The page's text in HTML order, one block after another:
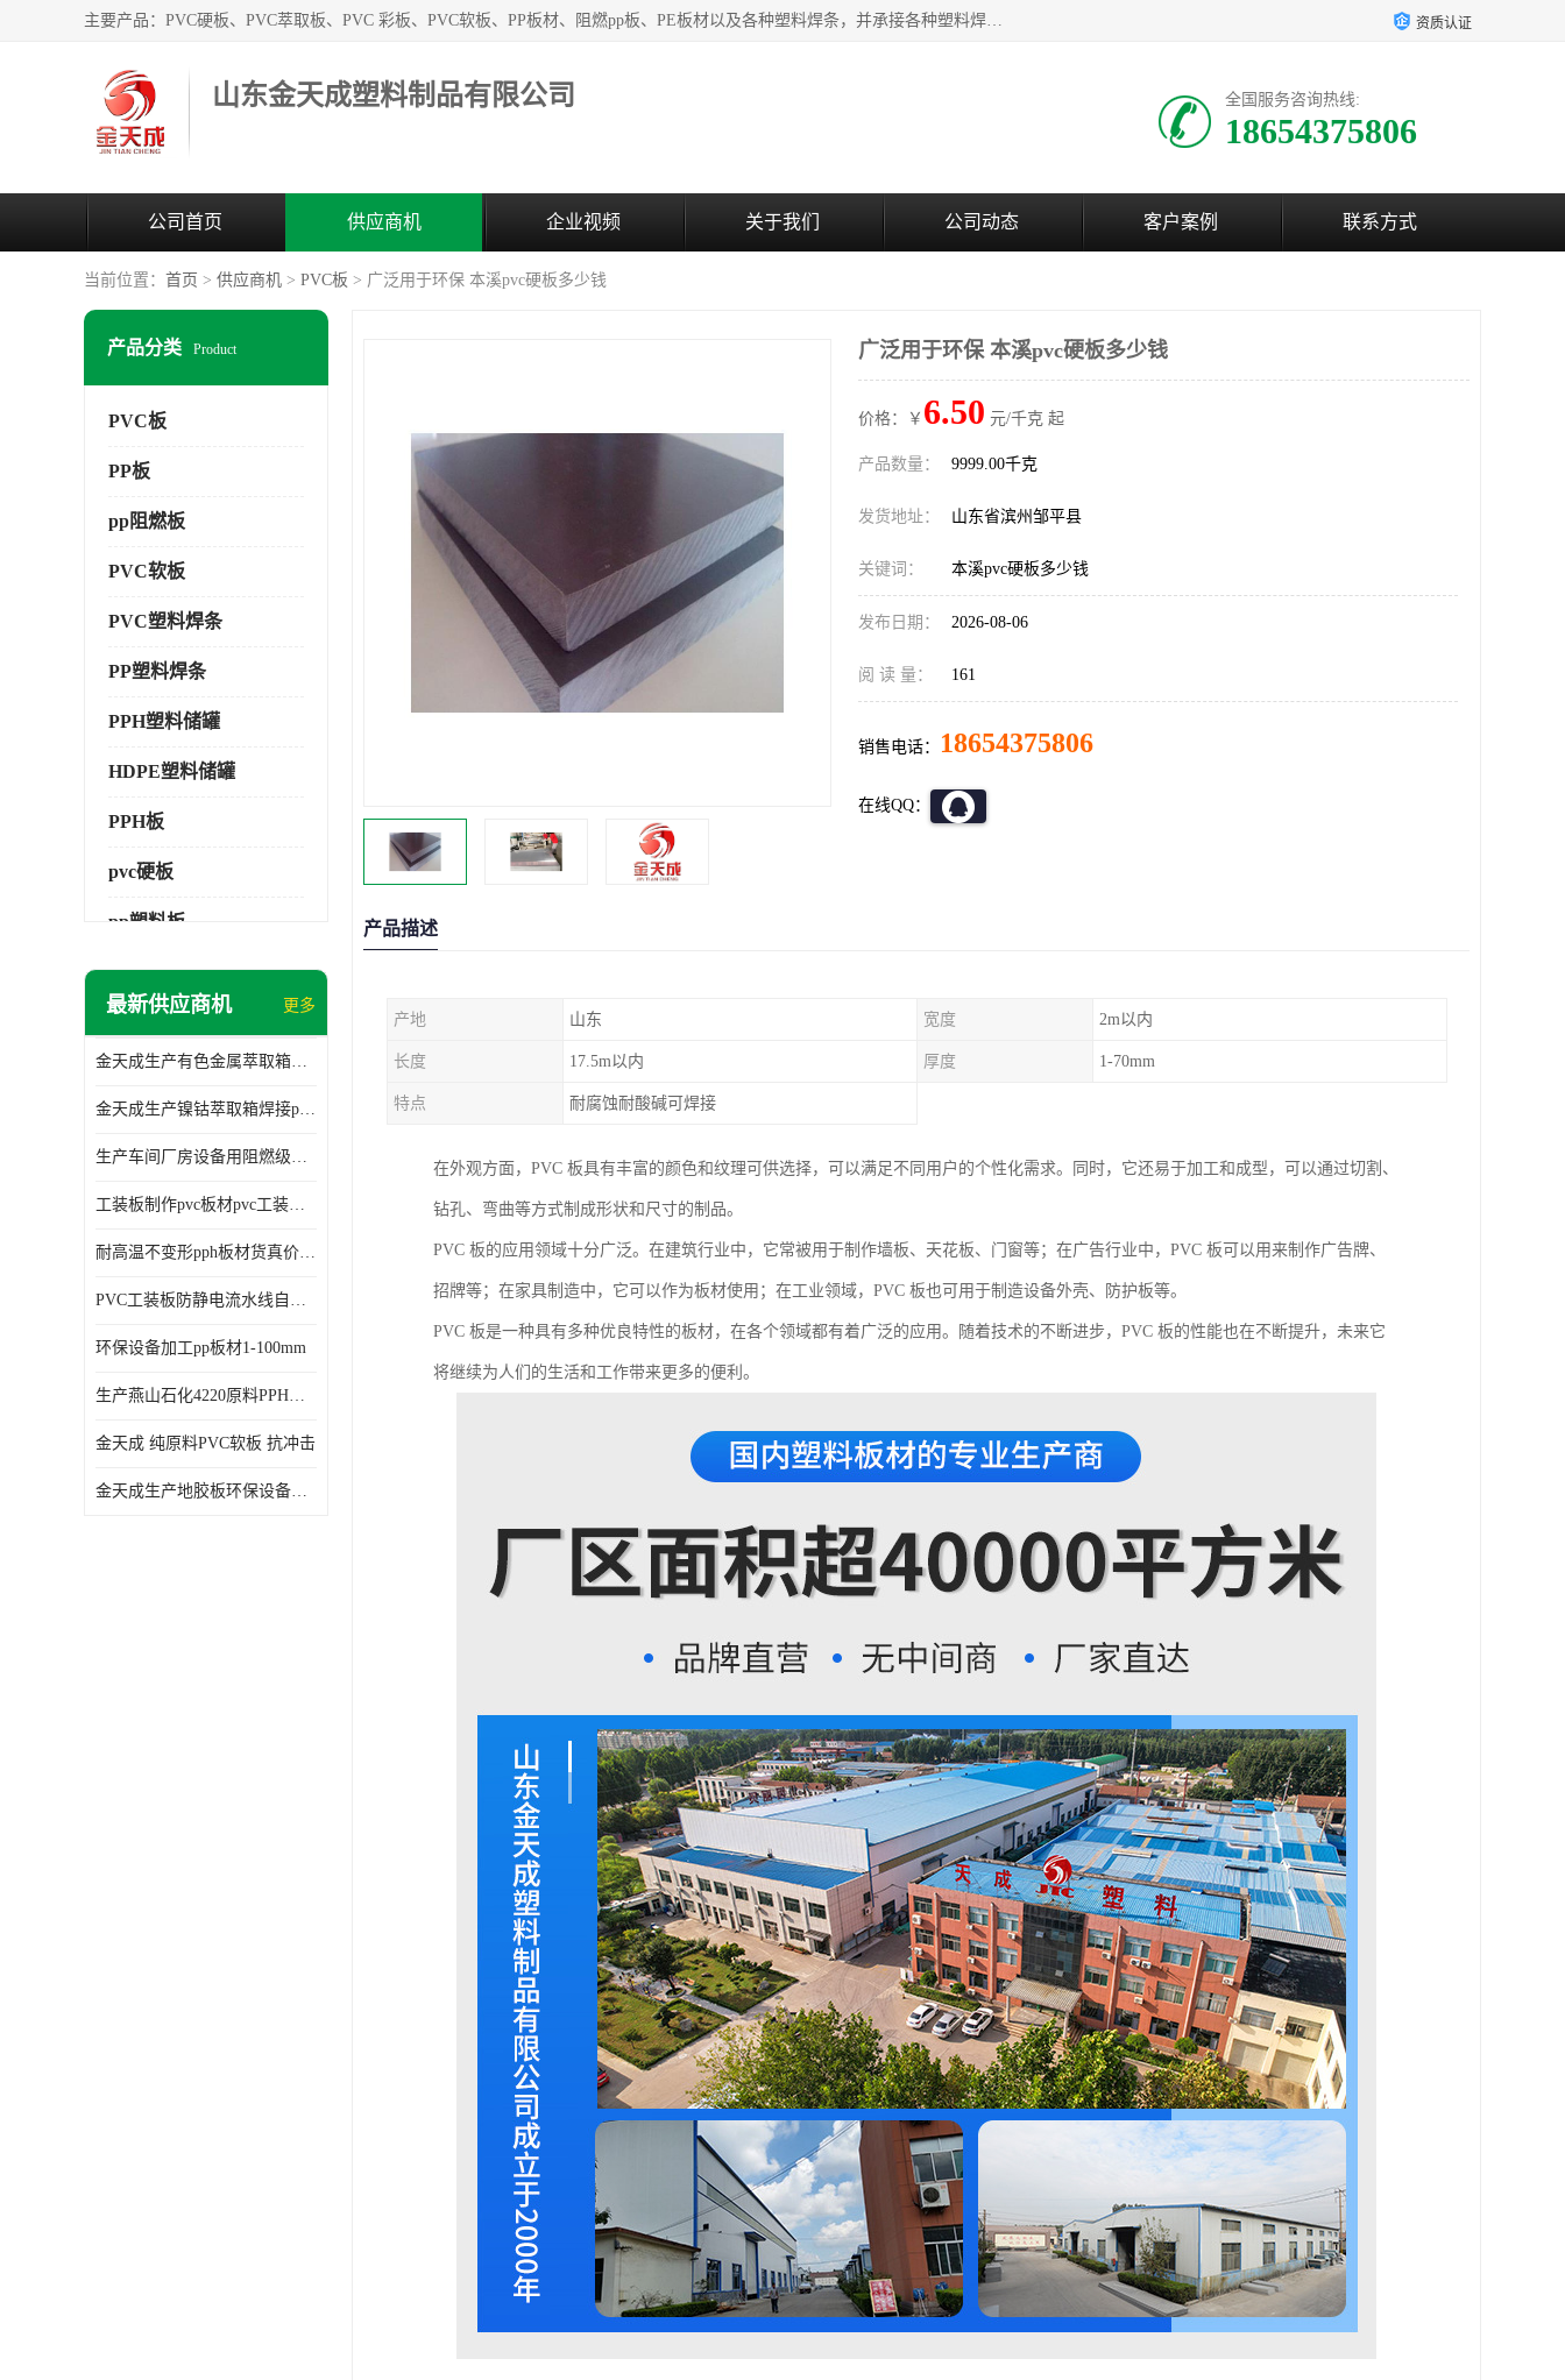
主要产品：PVC硬板、PVC萃取板、PVC 彩板、PVC软板、PP板材、阻燃pp板、PE板材以及各种塑料焊条，并承接各种塑料焊接工程，其产品广泛应用于环保设备、化工、石油、电镀、电子、建筑、食品、医药等多种行业，产品销售己覆盖全国多个省、市(直辖市)及自治区，并己经远销国外。 资质认证
山东金天成塑料制品有限公司 全国服务咨询热线:
18654375806
公司首页 供应商机 企业视频 关于我们 公司动态 客户案例 联系方式
当前位置： 首页 > 供应商机 > PVC板 > 广泛用于环保 本溪pvc硬板多少钱
产品分类 Product
PVC板
PP板
pp阻燃板
PVC软板
PVC塑料焊条
PP塑料焊条
PPH塑料储罐
HDPE塑料储罐
PPH板
pvc硬板
pp塑料板
pvc萃取板
最新供应商机 更多
金天成生产有色金属萃取箱焊接pvc板
金天成生产镍钴萃取箱焊接pvc萃取板
生产车间厂房设备用阻燃级别pp硬板
工装板制作pvc板材pvc工装板材可折弯
耐高温不变形pph板材货真价值pph板材
PVC工装板防静电流水线自动化倍速线工装板
环保设备加工pp板材1-100mm
生产燕山石化4220原料PPH板材
金天成 纯原料PVC软板 抗冲击
金天成生产地胶板环保设备内衬焊接用半圆pvc软焊条
广泛用于环保 本溪pvc硬板多少钱
价格：￥ 6.50 元/千克 起
产品数量： 9999.00千克
发货地址： 山东省滨州邹平县
关键词： 本溪pvc硬板多少钱
发布日期： 2026-08-06
阅 读 量： 161
销售电话： 18654375806
在线QQ：
产品描述
产地 山东 宽度 2m以内
长度 17.5m以内 厚度 1-70mm
特点 耐腐蚀耐酸碱可焊接
在外观方面，PVC 板具有丰富的颜色和纹理可供选择，可以满足不同用户的个性化需求。同时，它还易于加工和成型，可以通过切割、
钻孔、弯曲等方式制成形状和尺寸的制品。
PVC 板的应用领域十分广泛。在建筑行业中，它常被用于制作墙板、天花板、门窗等；在广告行业中，PVC 板可以用来制作广告牌、
招牌等；在家具制造中，它可以作为板材使用；在工业领域，PVC 板也可用于制造设备外壳、防护板等。
PVC 板是一种具有多种优良特性的板材，在各个领域都有着广泛的应用。随着技术的不断进步，PVC 板的性能也在不断提升，未来它
将继续为人们的生活和工作带来更多的便利。